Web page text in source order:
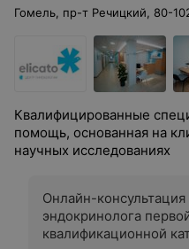
Гомель, пр-т Речицкий, 80-
Квалифицированные
помощь, основанная на
научных исследованиях
Онлайн-консультация
эндокринолога
квалификационной